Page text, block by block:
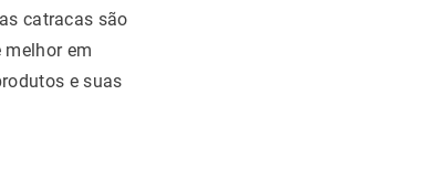
catracas são
em
e suas